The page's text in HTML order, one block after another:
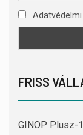
FRISS
GINOP Plusz-